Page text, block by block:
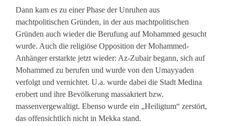
Dann kam es zu einer Phase der Unruhen aus
machtpolitischen Gründen, in der aus machtpolitischen
Gründen auch wieder die Berufung auf Mohammed gesucht
wurde. Auch die religiöse Opposition der Mohammed-
Anhänger erstarkte jetzt wieder: Az-Zubair begann, sich auf
Mohammed zu berufen und wurde von den Umayyaden
verfolgt und vernichtet. U.a. wurde dabei die Stadt Medina
erobert und ihre Bevölkerung massakriert bzw.
massenvergewaltigt. Ebenso wurde ein „Heiligtum“ zerstört,
das offensichtlich nicht in Mekka stand.